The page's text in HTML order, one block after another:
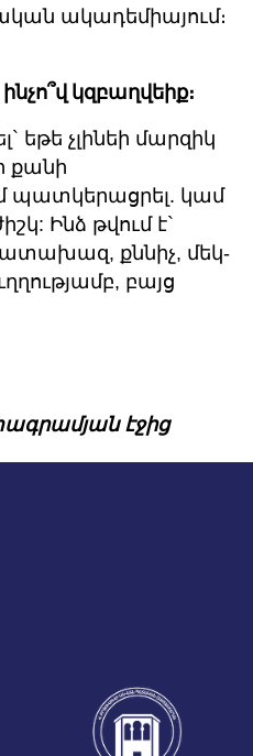
ակադեմիայում։
կզբաղվեիք։
եթե չլինեի մարզիկ
քանի
պատկերացրել. կամ
Ինձ թվում է`
քննիչ, մեկ-
բայց
էջից